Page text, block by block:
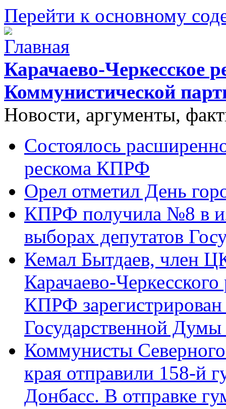
Перейти к основному
Карачаево-Черкесское
Коммунистической
Новости, аргументы,
Состоялось
рескома КПРФ
Орел отметил День
КПРФ получила №8 в
выборах депутатов
Кемал Бытдаев, член
Карачаево-
КПРФ
Государственной
Коммунисты Северного
края отправили 158-й
Донбасс. В отправке